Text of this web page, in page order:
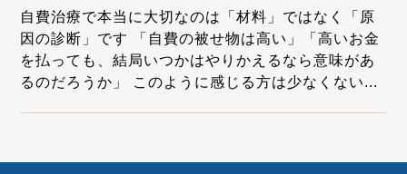
自費治療で本当に大切なのは「材料」ではなく「原
因の診断」です 「自費の被せ物は高い」「高いお金
を払っても、結局いつかはやりかえるなら意味があ
るのだろうか」 このように感じる方は少なくない...